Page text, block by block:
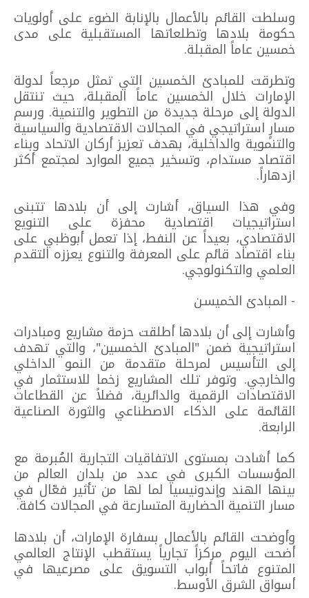
وسلطت القائم بالأعمال بالإنابة الضوء على أولويات
حكومة بلادها وتطلعاتها المستقبلية على مدى
خمسين عاماً المقبلة.
وتطرقت للمبادئ الخمسين التي تمثل مرجعاً لدولة
الإمارات خلال الخمسين عاماً المقبلة، حيث تنتقل
الدولة إلى مرحلة جديدة من التطوير والتنمية. ورسم
مسارٍ استراتيجي في المجالات الاقتصادية والسياسية
والتنموية والداخلية، بهدف تعزيز أركان الاتحاد وبناء
اقتصاد مستدام، وتسخير جميع الموارد لمجتمع أكثر
ازدهاراً.
وفي هذا السياق، أشارت إلى أن بلادها تتبنى
استراتيجيات اقتصادية محفزة على التنويع
الاقتصادي، بعيداً عن النفط، إذا تعمل أبوظبي على
بناء اقتصاد قائم على المعرفة والتنوع يعززه التقدم
العلمي والتكنولوجي.
- المبادئ الخميسـن
وأشارت إلى أن بلادها أطلقت حزمة مشاريع ومبادرات
استراتيجية ضمن "المبادئ الخمسين"، والتي تهدف
إلى التأسيس لمرحلة متقدمة من النمو الداخلي
والخارجي. وتوفر تلك المشاريع زخما للاستثمار في
الاقتصادات الرقمية والدائرية، فضلاً عن القطاعات
القائمة على الذكاء الاصطناعي والثورة الصناعية
الرابعة.
كما أشادت بمستوى الاتفاقيات التجارية المُبرمة مع
المؤسسات الكبرى في عدد من بلدان العالم من
بينها الهند وإندونيسيا لما لها من تأثير فعّال في
مسار التنمية الحضارية المتسارعة في المجالات كافة.
وأوضحت القائم بالأعمال بسفارة الإمارات، أن بلادها
أضحت اليوم مركزاً تجارياً يستقطب الإنتاج العالمي
المتنوع فاتحاً أبواب التسويق على مصرعيها في
أسواق الشرق الأوسط.